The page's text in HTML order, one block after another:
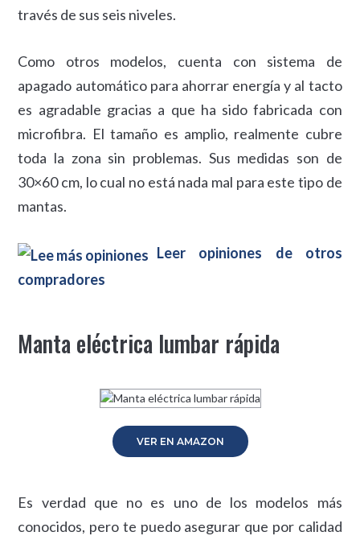
través de sus seis niveles.
Como otros modelos, cuenta con sistema de
apagado automático para ahorrar energía y al tacto
es agradable gracias a que ha sido fabricada con
microfibra. El tamaño es amplio, realmente cubre
toda la zona sin problemas. Sus medidas son de
30×60 cm, lo cual no está nada mal para este tipo de
mantas.
Leer opiniones de otros
compradores
Manta eléctrica lumbar rápida
VER EN AMAZON
Es verdad que no es uno de los modelos más
conocidos, pero te puedo asegurar que por calidad